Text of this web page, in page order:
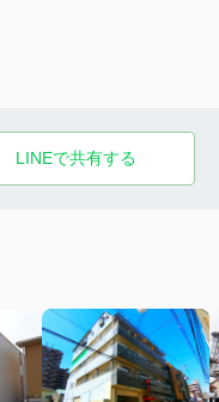
LINEで共有する